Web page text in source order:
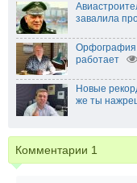
завалила
Орфография.
работает
Новые
же ты
Комментарии 1